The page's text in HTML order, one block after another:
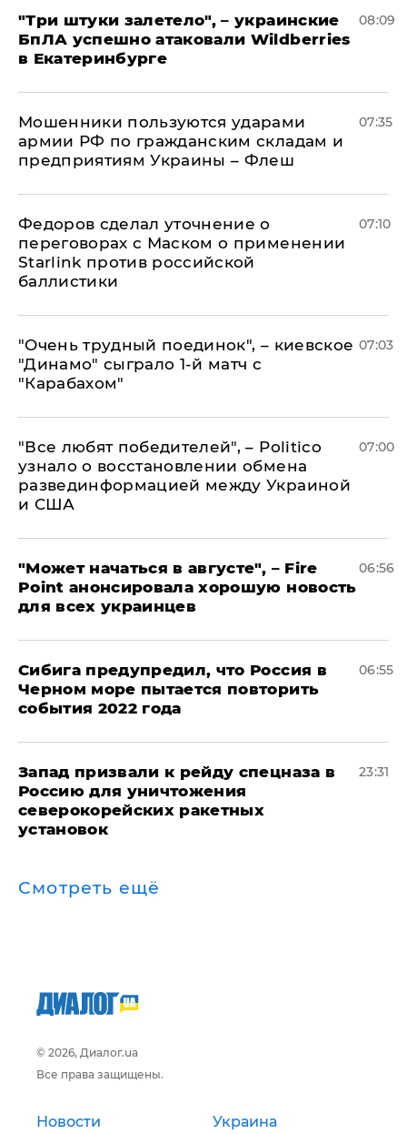
"Три штуки залетело", – украинские
БпЛА успешно атаковали Wildberries
в Екатеринбурге
08:09
Мошенники пользуются ударами
армии РФ по гражданским складам и
предприятиям Украины – Флеш
07:35
Федоров сделал уточнение о
переговорах с Маском о применении
Starlink против российской
баллистики
07:10
"Очень трудный поединок", – киевское
"Динамо" сыграло 1-й матч с
"Карабахом"
07:03
​"Все любят победителей", – Politico
узнало о восстановлении обмена
развединформацией между Украиной
и США
07:00
"Может начаться в августе", – Fire
Point анонсировала хорошую новость
для всех украинцев
06:56
Сибига предупредил, что Россия в
Черном море пытается повторить
события 2022 года
06:55
Запад призвали к рейду спецназа в
Россию для уничтожения
северокорейских ракетных
установок
23:31
Смотреть ещё
© 2026, Диалог.ua
Все права защищены.
Новости Украина